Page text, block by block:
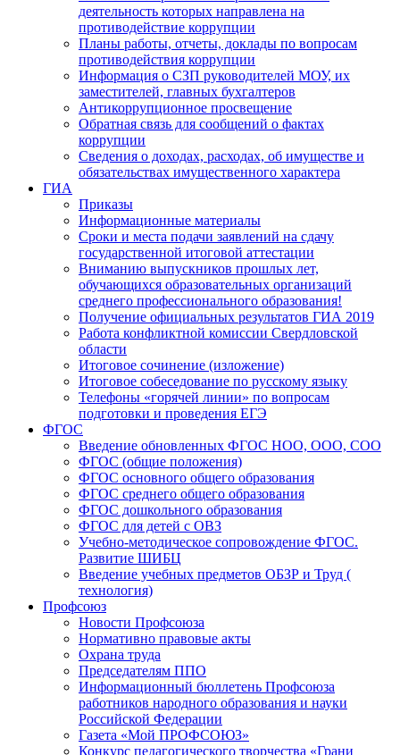
деятельность которых направлена на
противодействие коррупции
Планы работы, отчеты, доклады по вопросам
противодействия коррупции
Информация о СЗП руководителей МОУ, их
заместителей, главных бухгалтеров
Антикоррупционное просвещение
Обратная связь для сообщений о фактах
коррупции
Сведения о доходах, расходах, об имуществе и
обязательствах имущественного характера
ГИА
Приказы
Информационные материалы
Сроки и места подачи заявлений на сдачу
государственной итоговой аттестации
Вниманию выпускников прошлых лет,
обучающихся образовательных организаций
среднего профессионального образования!
Получение официальных результатов ГИА 2019
Работа конфликтной комиссии Свердловской
области
Итоговое сочинение (изложение)
Итоговое собеседование по русскому языку
Телефоны «горячей линии» по вопросам
подготовки и проведения ЕГЭ
ФГОС
Введение обновленных ФГОС НОО, ООО, СОО
ФГОС (общие положения)
ФГОС основного общего образования
ФГОС среднего общего образования
ФГОС дошкольного образования
ФГОС для детей с ОВЗ
Учебно-методическое сопровождение ФГОС.
Развитие ШИБЦ
Введение учебных предметов ОБЗР и Труд (
технология)
Профсоюз
Новости Профсоюза
Нормативно правовые акты
Охрана труда
Председателям ППО
Информационный бюллетень Профсоюза
работников народного образования и науки
Российской Федерации
Газета «Мой ПРОФСОЮЗ»
Конкурс педагогического творчества «Грани